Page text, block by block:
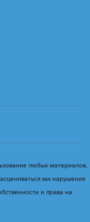
любых материалов,
как нарушение
и права на